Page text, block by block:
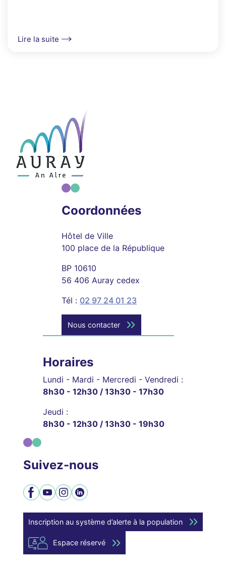
Lire la suite
Coordonnées
Hôtel de Ville
100 place de la République
BP 10610
56 406 Auray cedex
Tél : 02 97 24 01 23
Nous contacter
Horaires
Lundi - Mardi - Mercredi - Vendredi :
8h30 - 12h30 / 13h30 - 17h30
Jeudi :
8h30 - 12h30 / 13h30 - 19h30
Suivez-nous
Facebook
YouTubeInstagram
LinkedIn
Inscription au système d’alerte à la population
Espace réservé